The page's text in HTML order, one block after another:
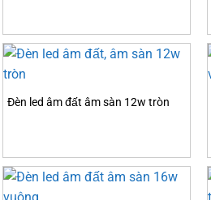
Đèn led âm đất âm sàn 12w tròn